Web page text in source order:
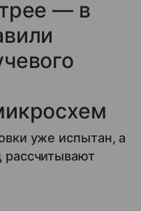
— в
уже испытан, а